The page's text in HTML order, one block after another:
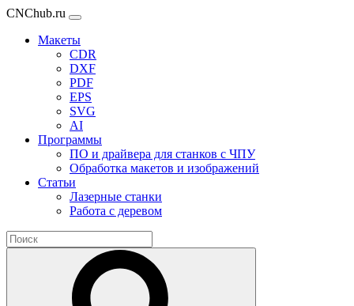
CNChub.ru
Макеты
CDR
DXF
PDF
EPS
SVG
AI
Программы
ПО и драйвера для станков с ЧПУ
Обработка макетов и изображений
Статьи
Лазерные станки
Работа с деревом